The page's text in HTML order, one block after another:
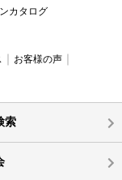
カタログ
お客様の声
索